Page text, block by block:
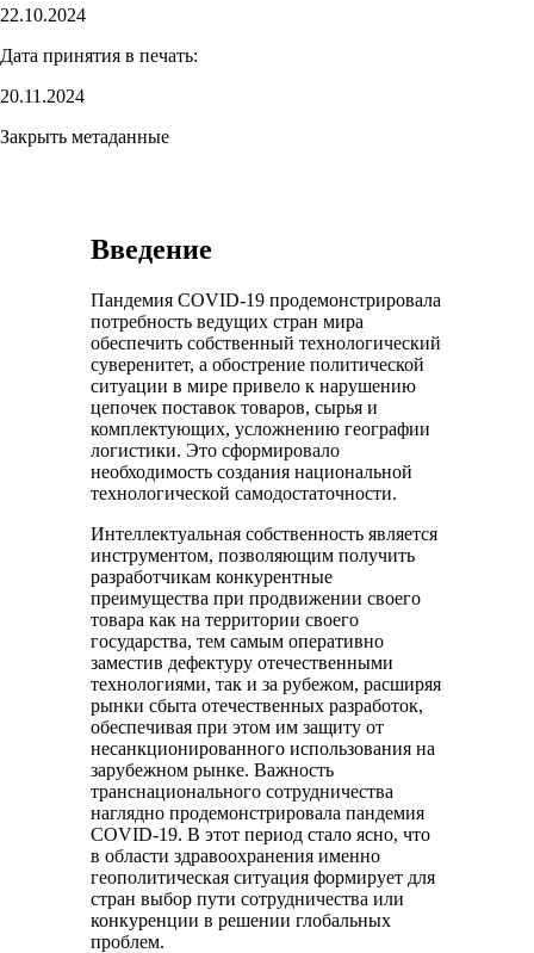
22.10.2024
Дата принятия в печать:
20.11.2024
Закрыть метаданные
Введение
Пандемия COVID-19 продемонстрировала
потребность ведущих стран мира
обеспечить собственный технологический
суверенитет, а обострение политической
ситуации в мире привело к нарушению
цепочек поставок товаров, сырья и
комплектующих, усложнению географии
логистики. Это сформировало
необходимость создания национальной
технологической самодостаточности.
Интеллектуальная собственность является
инструментом, позволяющим получить
разработчикам конкурентные
преимущества при продвижении своего
товара как на территории своего
государства, тем самым оперативно
заместив дефектуру отечественными
технологиями, так и за рубежом, расширяя
рынки сбыта отечественных разработок,
обеспечивая при этом им защиту от
несанкционированного использования на
зарубежном рынке. Важность
транснационального сотрудничества
наглядно продемонстрировала пандемия
COVID-19. В этот период стало ясно, что
в области здравоохранения именно
геополитическая ситуация формирует для
стран выбор пути сотрудничества или
конкуренции в решении глобальных
проблем.